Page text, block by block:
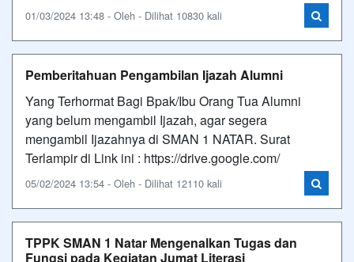
01/03/2024 13:48 - Oleh - Dilihat 10830 kali
Pemberitahuan Pengambilan Ijazah Alumni
Yang Terhormat Bagi Bpak/Ibu Orang Tua Alumni
yang belum mengambil Ijazah, agar segera
mengambil Ijazahnya di SMAN 1 NATAR. Surat
Terlampir di Link ini : https://drive.google.com/
05/02/2024 13:54 - Oleh - Dilihat 12110 kali
TPPK SMAN 1 Natar Mengenalkan Tugas dan
Fungsi pada Kegiatan Jumat Literasi